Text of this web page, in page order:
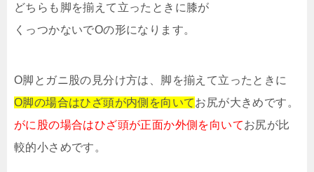
どちらも脚を揃えて立ったときに膝が
くっつかないでOの形になります。
O脚とガニ股の見分け方は、脚を揃えて立ったときに
O脚の場合はひざ頭が内側を向いてお尻が大きめです。
がに股の場合はひざ頭が正面か外側を向いてお尻が比
較的小さめです。